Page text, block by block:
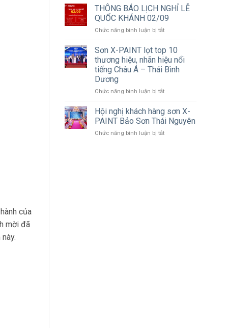
của
mời đã
công
sản
sơn
trong
điều
kiện
mưa
hè
2024
cùng
XPAINT
THÔNG BÁO LỊCH NGHỈ LỄ
QUỐC KHÁNH 02/09
Chức năng bình luận bị tắtở
BÁO
LỊCH
NGHỈ
LỄ
KHÁNH
Sơn X-PAINT lọt top 10
thương hiệu, nhãn hiệu nổi
tiếng Châu Á – Thái Bình
Dương
Chức năng bình luận bị tắtở
X-
PAINT
lọt
top
Hội nghị khách hàng sơn X-
PAINT Bảo Sơn Thái Nguyên
Chức năng bình luận bị tắtở